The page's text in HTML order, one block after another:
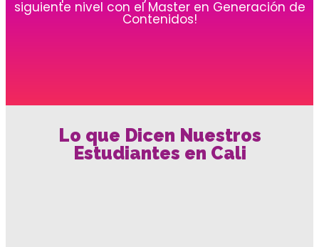
siguiente nivel con el Master en Generación de
Contenidos!
Lo que Dicen Nuestros
Estudiantes en Cali